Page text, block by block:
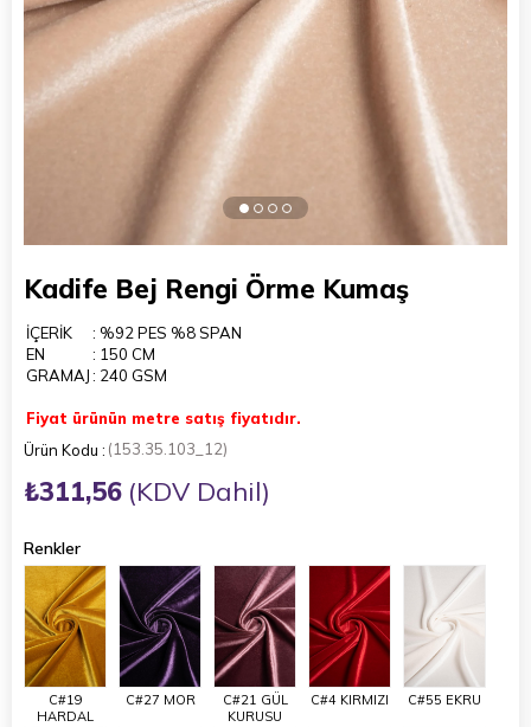
Kadife Bej Rengi Örme Kumaş
İÇERİK
: %92 PES %8 SPAN
EN
: 150 CM
GRAMAJ: 240 GSM
Fiyat ürünün metre satış fiyatıdır.
(153.35.103_12)
₺311,56 (KDV Dahil)
Renkler
C#19
HARDAL
C#27 MOR
C#21 GÜL
KURUSU
C#4 KIRMIZI C#55 EKRU